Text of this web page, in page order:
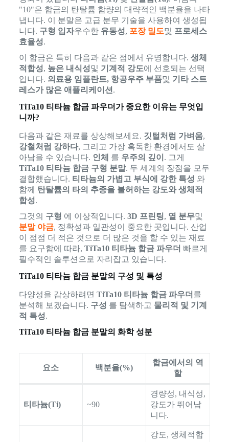
"10"은 합금의 탄탈륨 함량의 대략적인 백분율을 나타
냅니다. 이 분말은 고급 분무 기술을 사용하여 생성됩
니다. 구형 입자우수한 유동성, 포장 밀도및 프로세스
효율성.
이 합금은 특히 다음과 같은 점에서 유명합니다. 생체
적합성, 높은 내식성및 기계적 강도에 선호되는 선택
입니다. 의료용 임플란트, 항공우주 부품및 기타 스트
레스가 많은 애플리케이션.
TiTa10 티타늄 합금 파우더가 중요한 이유는 무엇입
니까?
다음과 같은 재료를 상상해보세요. 깃털처럼 가벼움,
강철처럼 강하다, 그리고 가장 혹독한 환경에서도 살
아남을 수 있습니다. 인체 를 우주의 깊이 . 그게
TiTa10 티타늄 합금 구형 분말. 두 세계의 장점을 모두
결합했습니다. 티타늄의 가볍고 부식에 강한 특성 와
함께 탄탈륨의 타의 추종을 불허하는 강도와 생체적
합성.
그것의 구형 에 이상적입니다. 3D 프린팅, 열 분무및
분말 야금, 정확성과 일관성이 중요한 곳입니다. 산업
이 점점 더 적은 것으로 더 많은 것을 할 수 있는 재료
를 요구함에 따라, TiTa10 티타늄 합금 파우더 빠르게
필수적인 솔루션으로 자리잡고 있습니다.
TiTa10 티타늄 합금 분말의 구성 및 특성
다양성을 감상하려면 TiTa10 티타늄 합금 파우더 를
분석해 보겠습니다. 구성 를 탐색하고 물리적 및 기계
적 특성.
TiTa10 티타늄 합금 분말의 화학 성분
요소 백분율(%)
합금에서의 역
할
티타늄(Ti) ~90
경량성, 내식성,
강도가 뛰어납
니다.
강도, 생체적합